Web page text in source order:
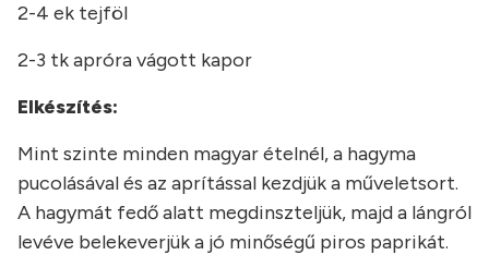
2-4 ek tejföl
2-3 tk apróra vágott kapor
Elkészítés:
Mint szinte minden magyar ételnél, a hagyma
pucolásával és az aprítással kezdjük a műveletsort.
A hagymát fedő alatt megdinszteljük, majd a lángról
levéve belekeverjük a jó minőségű piros paprikát.